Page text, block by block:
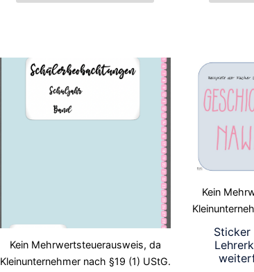
Kein Mehrwertsteuerausweis, da
Kleinunternehmer nach §19 (1) UStG.
Kein